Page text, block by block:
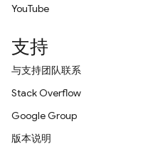
YouTube
支持
与支持团队联系
Stack Overflow
Google Group
版本说明